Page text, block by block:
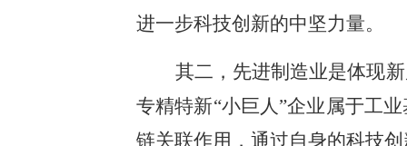
进一步科技创新的中坚力量。
其二，先进制造业是体现
专精特新“小巨人”企业属于工
链关联作用，通过自身的科技